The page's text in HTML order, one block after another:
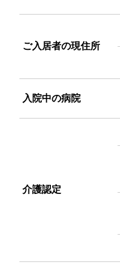
ご入居者の現住所
入院中の病院
介護認定